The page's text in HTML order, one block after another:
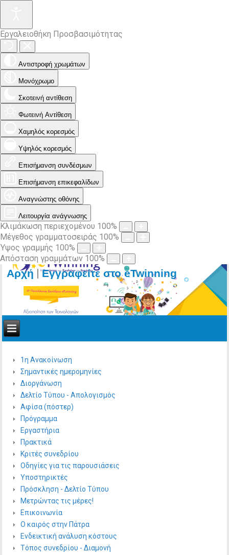
Εργαλειοθήκη Προσβασιμότητας
Αντιστροφή χρωμάτων
Μονόχρωμο
Σκοτεινή αντίθεση
Φωτεινή Αντίθεση
Χαμηλός κορεσμός
Υψηλός κορεσμός
Επισήμανση συνδέσμων
Επισήμανση επικεφαλίδων
Αναγνώστης οθόνης
Λειτουργία ανάγνωσης
Κλιμάκωση περιεχομένου 100%
Μέγεθος γραμματοσειράς 100%
Ύψος γραμμής 100%
Απόσταση γραμμάτων 100%
Αρχή|Εγγραφείτε στο eTwinning
1η Ανακοίνωση
Σημαντικές ημερομηνίες
Διοργάνωση
Δελτίο Τύπου - Απολογισμός
Αφίσα (πόστερ)
Πρόγραμμα
Εργαστήρια
Πρακτικά
Κριτές συνεδρίου
Οδηγίες για τις παρουσιάσεις
Υποστηρικτές
Πρόσκληση - Δελτίο Τύπου
Μετρώντας τις μέρες!
Επικοινωνία
Ο καιρός στην Πάτρα
Ενδεικτική ανάλυση κόστους
Τόπος συνεδρίου - Διαμονή